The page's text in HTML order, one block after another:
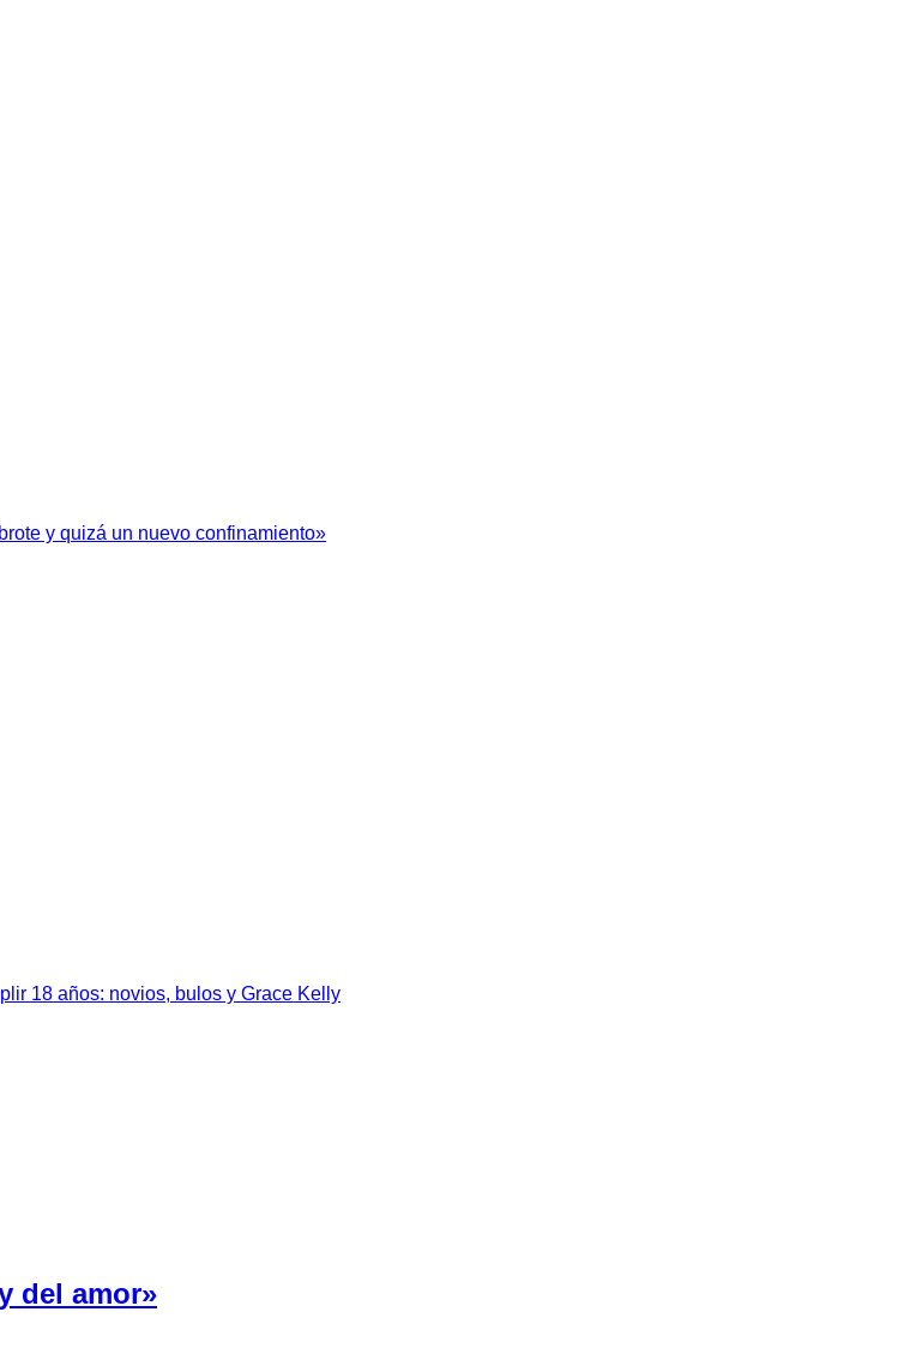
y quizá un nuevo confinamiento»
18 años: novios, bulos y Grace Kelly
del amor»